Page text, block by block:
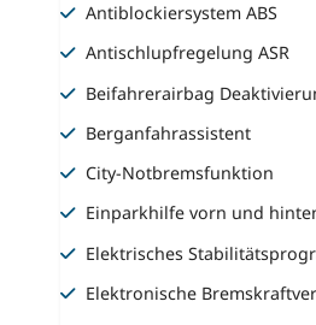
Antiblockiersystem ABS
Antischlupfregelung ASR
Beifahrerairbag
Berganfahrassistent
City-Notbremsfunktion
Einparkhilfe vorn und
Elektrisches
Elektronische